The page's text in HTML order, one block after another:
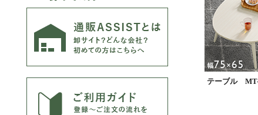
テーブル